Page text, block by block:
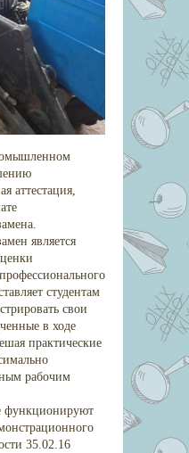
аттестация,
является
студентам
свои
в ходе
практические
рабочим
функционируют
35.02.16